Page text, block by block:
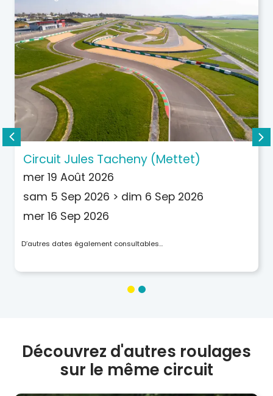
Circuit Jules Tacheny (Mettet)
mer 19 Août 2026
sam 5 Sep 2026 > dim 6 Sep 2026
mer 16 Sep 2026
D’autres dates également consultables…
Découvrez d'autres roulages
sur le même circuit